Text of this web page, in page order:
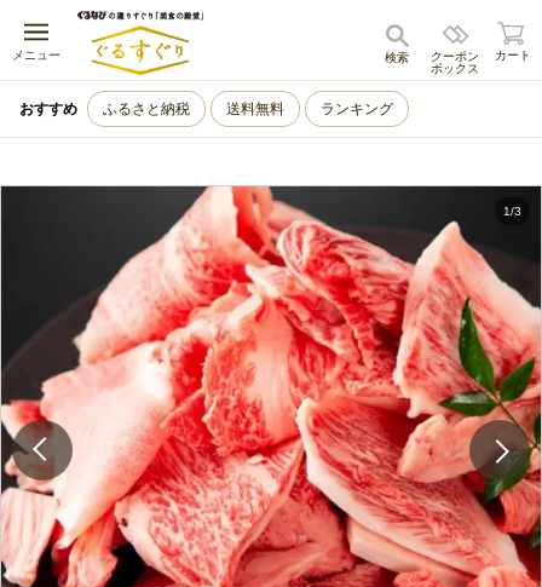
メニュー
キャンセル
クーポン
ボックス
検索 カート
おすすめ ふるさと納税 送料無料 ランキング
1/3